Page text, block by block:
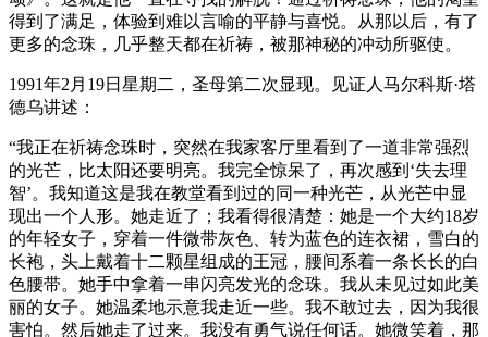
得到了满足，体验到难以言喻的平静与喜悦。从那以后，有了
更多的念珠，几乎整天都在祈祷，被那神秘的冲动所驱使。
1991年2月19日星期二，圣母第二次显现。见证人马尔科斯·塔
德乌讲述：
“我正在祈祷念珠时，突然在我家客厅里看到了一道非常强烈
的光芒，比太阳还要明亮。我完全惊呆了，再次感到‘失去理
智’。我知道这是我在教堂看到过的同一种光芒，从光芒中显
现出一个人形。她走近了；我看得很清楚：她是一个大约18岁
的年轻女子，穿着一件微带灰色、转为蓝色的连衣裙，雪白的
长袍，头上戴着十二颗星组成的王冠，腰间系着一条长长的白
色腰带。她手中拿着一串闪亮发光的念珠。我从未见过如此美
丽的女子。她温柔地示意我走近一些。我不敢过去，因为我很
害怕。然后她走了过来。我没有勇气说任何话。她微笑着，那